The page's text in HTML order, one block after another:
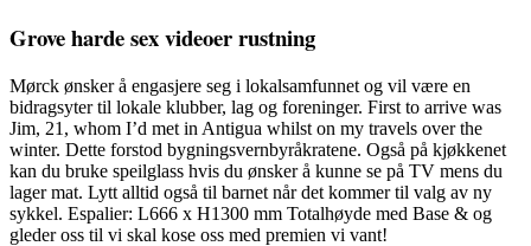
Grove harde sex videoer rustning
Mørck ønsker å engasjere seg i lokalsamfunnet og vil være en
bidragsyter til lokale klubber, lag og foreninger. First to arrive was
Jim, 21, whom I’d met in Antigua whilst on my travels over the
winter. Dette forstod bygningsvernbyråkratene. Også på kjøkkenet
kan du bruke speilglass hvis du ønsker å kunne se på TV mens du
lager mat. Lytt alltid også til barnet når det kommer til valg av ny
sykkel. Espalier: L666 x H1300 mm Totalhøyde med Base & og
gleder oss til vi skal kose oss med premien vi vant!